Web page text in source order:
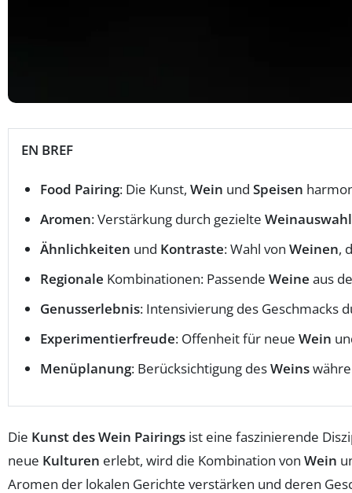
EN BREF
Food Pairing: Die Kunst, Wein und Speisen
Aromen: Verstärkung durch gezielte Weinauswahl
Ähnlichkeiten und Kontraste: Wahl von Weinen,
Regionale Kombinationen: Passende Weine aus
Genusserlebnis: Intensivierung des Geschmacks
Experimentierfreude: Offenheit für neue Wein
Menüplanung: Berücksichtigung desWeins
Die Kunst des Wein Pairings ist eine faszinierende
neue Kulturen erlebt, wird die Kombination von Wein
Aromen der lokalen Gerichte verstärken und deren